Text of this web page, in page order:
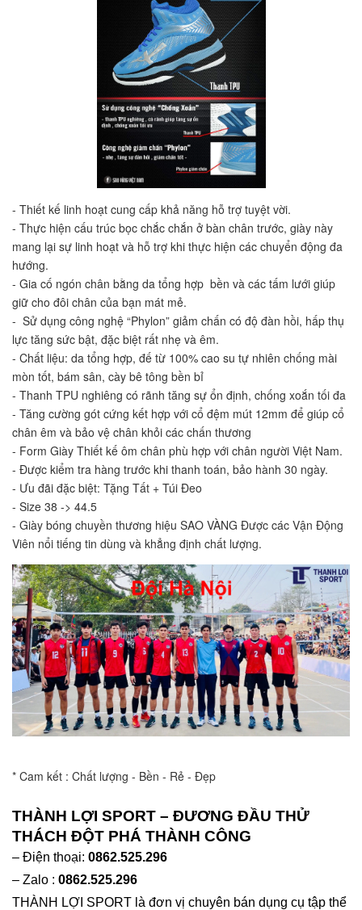
- Thiết kế linh hoạt cung cấp khả năng hỗ trợ tuyệt vời.
- Thực hiện cấu trúc bọc chắc chắn ở bàn chân trước, giày này
mang lại sự linh hoạt và hỗ trợ khi thực hiện các chuyển động đa
hướng.
- Gia cố ngón chân bằng da tổng hợp  bền và các tấm lưới giúp
giữ cho đôi chân của bạn mát mẻ.
-  Sử dụng công nghệ “Phylon” giảm chấn có độ đàn hồi, hấp thụ
lực tăng sức bật, đặc biệt rất nhẹ và êm.
- Chất liệu: da tổng hợp, đế từ 100% cao su tự nhiên chống mài
mòn tốt, bám sân, cày bê tông bền bỉ
- Thanh TPU nghiêng có rãnh tăng sự ổn định, chống xoắn tối đa
- Tăng cường gót cứng kết hợp với cổ đệm mút 12mm để giúp cổ
chân êm và bảo vệ chân khỏi các chấn thương
- Form Giày Thiết kế ôm chân phù hợp với chân người Việt Nam.
- Được kiểm tra hàng trước khi thanh toán, bảo hành 30 ngày.
- Ưu đãi đặc biệt: Tặng Tất + Túi Đeo
- Size 38 -> 44.5
- Giày bóng chuyền thương hiệu SAO VÀNG Được các Vận Động
Viên nổi tiếng tin dùng và khẳng định chất lượng.
* Cam kết : Chất lượng - Bền - Rẻ - Đẹp
THÀNH LỢI SPORT – ĐƯƠNG ĐẦU THỬ
THÁCH ĐỘT PHÁ THÀNH CÔNG
– Điện thoại: 0862.525.296
– Zalo : 0862.525.296
THÀNH LỢI SPORT là đơn vị chuyên bán dụng cụ tập thể